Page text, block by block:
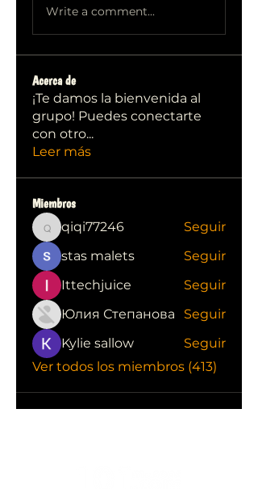
Write a comment...
Acerca de
¡Te damos la bienvenida al
grupo! Puedes conectarte
con otro...
Leer más
Miembros
qiqi77246
qiqi77246
Seguir
stas malets
Seguir
Ittechjuice
Seguir
Юлия Степанова
Seguir
Kylie sallow
Seguir
Ver todos los miembros (413)